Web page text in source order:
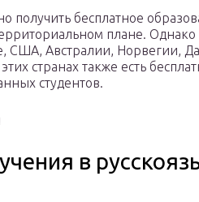
получить бесплатное
плане. Однако
США, Австралии, Норвегии,
странах также есть
студентов.
в